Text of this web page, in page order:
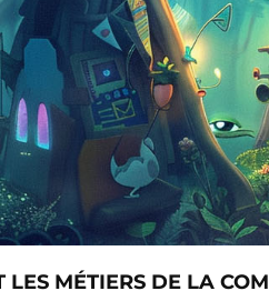
LES MÉTIERS DE LA